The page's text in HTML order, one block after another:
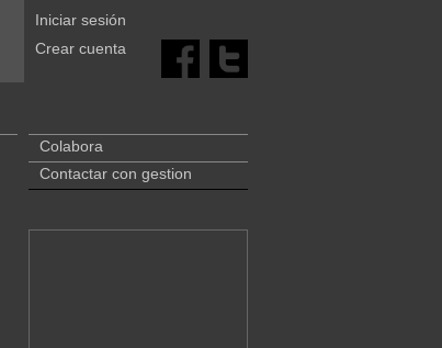
Iniciar sesión
Crear cuenta
Colabora
Contactar con gestion